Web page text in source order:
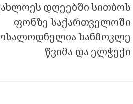
დღეებში სითბოს
ფონზე საქართველოში
ხანმოკლე
წვიმა და ელჭექი